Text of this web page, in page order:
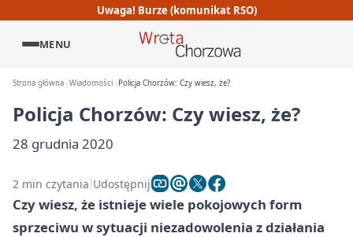
Uwaga! Burze (komunikat RSO)
MENU
Strona główna Wiadomości Policja Chorzów: Czy wiesz, że?
Policja Chorzów: Czy wiesz, że?
28 grudnia 2020
2 min czytania Udostępnij
Czy wiesz, że istnieje wiele pokojowych form
sprzeciwu w sytuacji niezadowolenia z działania